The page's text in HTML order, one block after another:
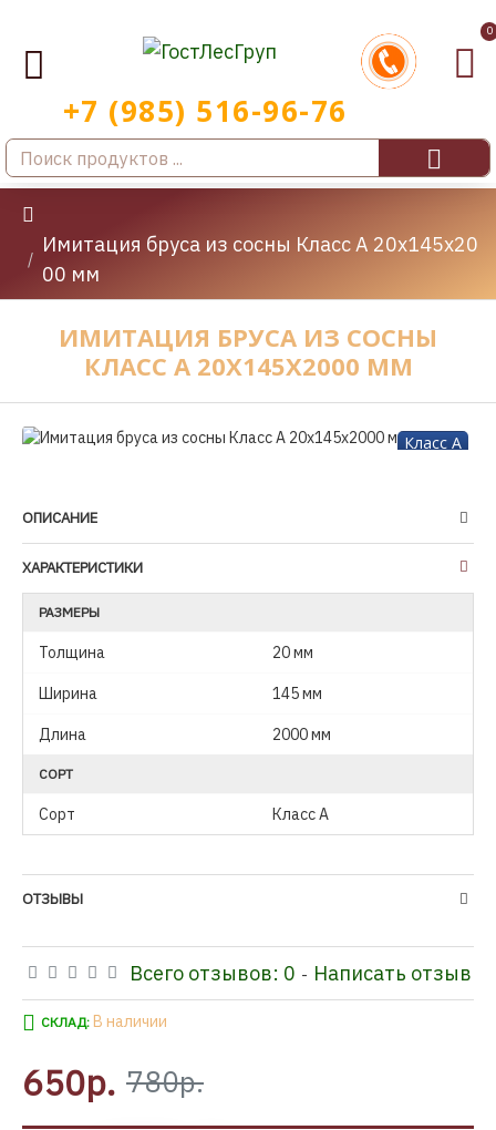
0
Имитация бруса из сосны Класс А 20x145x20
00 мм
ИМИТАЦИЯ БРУСА ИЗ СОСНЫ
КЛАСС А 20X145X2000 ММ
Класс A
ОПИСАНИЕ
ХАРАКТЕРИСТИКИ
РАЗМЕРЫ
Толщина 20 мм
Ширина 145 мм
Длина 2000 мм
СОРТ
Сорт Класс А
ОТЗЫВЫ
СКЛАД: В наличии
Всего отзывов: 0 - Написать отзыв
650р. 780р.